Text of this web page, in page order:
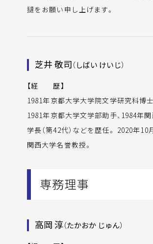
撻をお願い申し上げます。
芝井 敬司（しばい けいじ）
【経 歴】
1981年京都大学大学院文学研究科博士
1981年京都大学文学部助手、1984年関
学長（第42代）などを歴任。 2020年10
関西大学名誉教授。
専務理事
高岡 淳（たかおか じゅん）